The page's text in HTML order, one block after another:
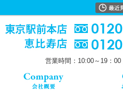
営業時間：10:00～19：00